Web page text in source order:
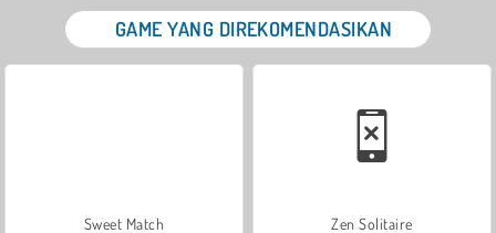
GAME YANG DIREKOMENDASIKAN
Sweet Match Zen Solitaire